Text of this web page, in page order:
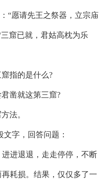
“愿请先王之祭器，立宗庙
窟已就，君姑高枕为乐
指的是什么?
凿就这第三窟?
法。
字，回答问题：
进退退，走走停停，不断
耗损。结果，仅仅多了一